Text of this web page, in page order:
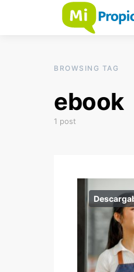
BROWSING TAG
ebook
1 post